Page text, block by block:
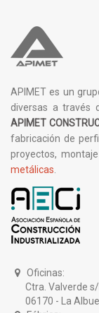
APIMET es un
diversas a través
APIMET
fabricación de
proyectos,
metálicas.
Oficinas:
Ctra. Valverde s/
06170 - La